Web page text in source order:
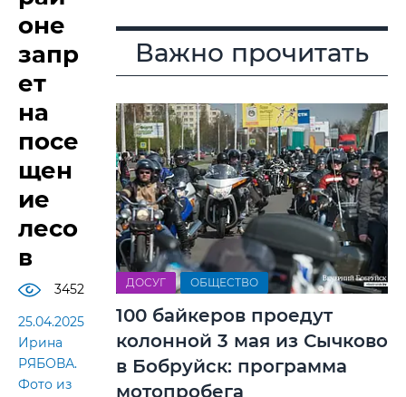
оне
запр
ет
на
посе
щен
ие
лесо
в
3452
25.04.2025
Ирина
РЯБОВА.
Фото из
Важно прочитать
ДОСУГ ОБЩЕСТВО
100 байкеров проедут
колонной 3 мая из Сычково
в Бобруйск: программа
мотопробега